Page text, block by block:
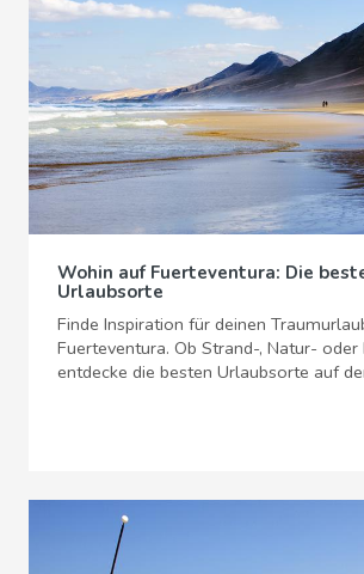
Wohin auf Fuerteventura: Die
Urlaubsorte
Finde Inspiration für deinen
Fuerteventura. Ob Strand-, Natur- oder
entdecke die besten Urlaubsorte auf